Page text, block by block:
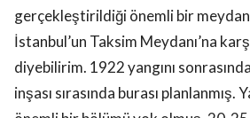
gerçekleştirildiği önemli bir
İstanbul’un Taksim Meydanı’na
diyebilirim. 1922 yangını
inşası sırasında burası planlanmış.